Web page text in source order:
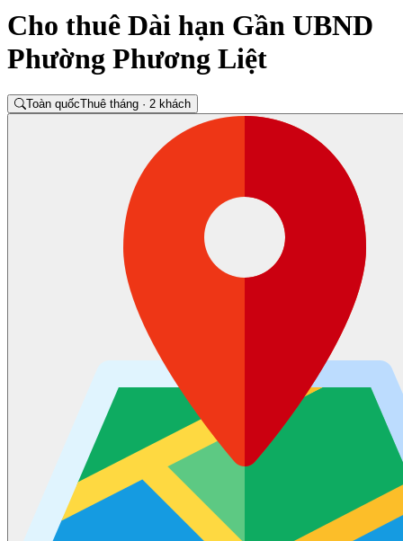
Cho thuê Dài hạn Gần UBND
Phường Phương Liệt
Toàn quốcThuê tháng · 2 khách